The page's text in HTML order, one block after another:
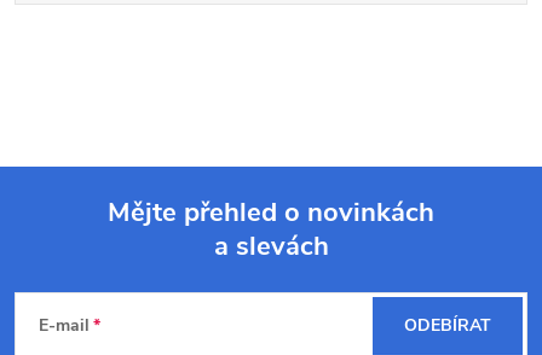
Mějte přehled o novinkách
a slevách
E-mail ODEBÍRAT